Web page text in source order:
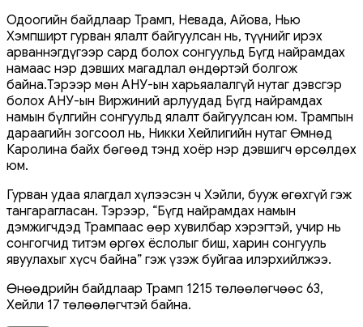
Одоогийн байдлаар Трамп, Невада, Айова, Нью
Хэмпширт гурван ялалт байгуулсан нь, түүнийг ирэх
арваннэгдүгээр сард болох сонгуульд Бүгд найрамдах
намаас нэр дэвших магадлал өндөртэй болгож
байна.Тэрээр мөн АНУ-ын харьяалалгүй нутаг дэвсгэр
болох АНУ-ын Виржиний арлуудад Бүгд найрамдах
намын бүлгийн сонгуульд ялалт байгуулсан юм. Трампын
дараагийн зогсоол нь, Никки Хейлигийн нутаг Өмнөд
Каролина байх бөгөөд тэнд хоёр нэр дэвшигч өрсөлдөх
юм.
Гурван удаа ялагдал хүлээсэн ч Хэйли, бууж өгөхгүй гэж
тангарагласан. Тэрээр, “Бүгд найрамдах намын
дэмжигчдэд Трампаас өөр хувилбар хэрэгтэй, учир нь
сонгогчид титэм өргөх ёслолыг биш, харин сонгууль
явуулахыг хүсч байна” гэж үзэж буйгаа илэрхийлжээ.
Өнөөдрийн байдлаар Трамп 1215 төлөөлөгчөөс 63,
Хейли 17 төлөөлөгчтэй байна.